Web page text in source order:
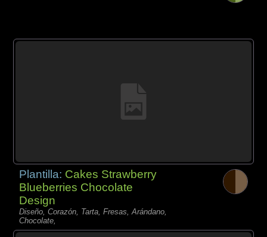
Plantilla: Cakes Strawberry
Blueberries Chocolate
Design
Diseño, Corazón, Tarta, Fresas, Arándano,
Chocolate,